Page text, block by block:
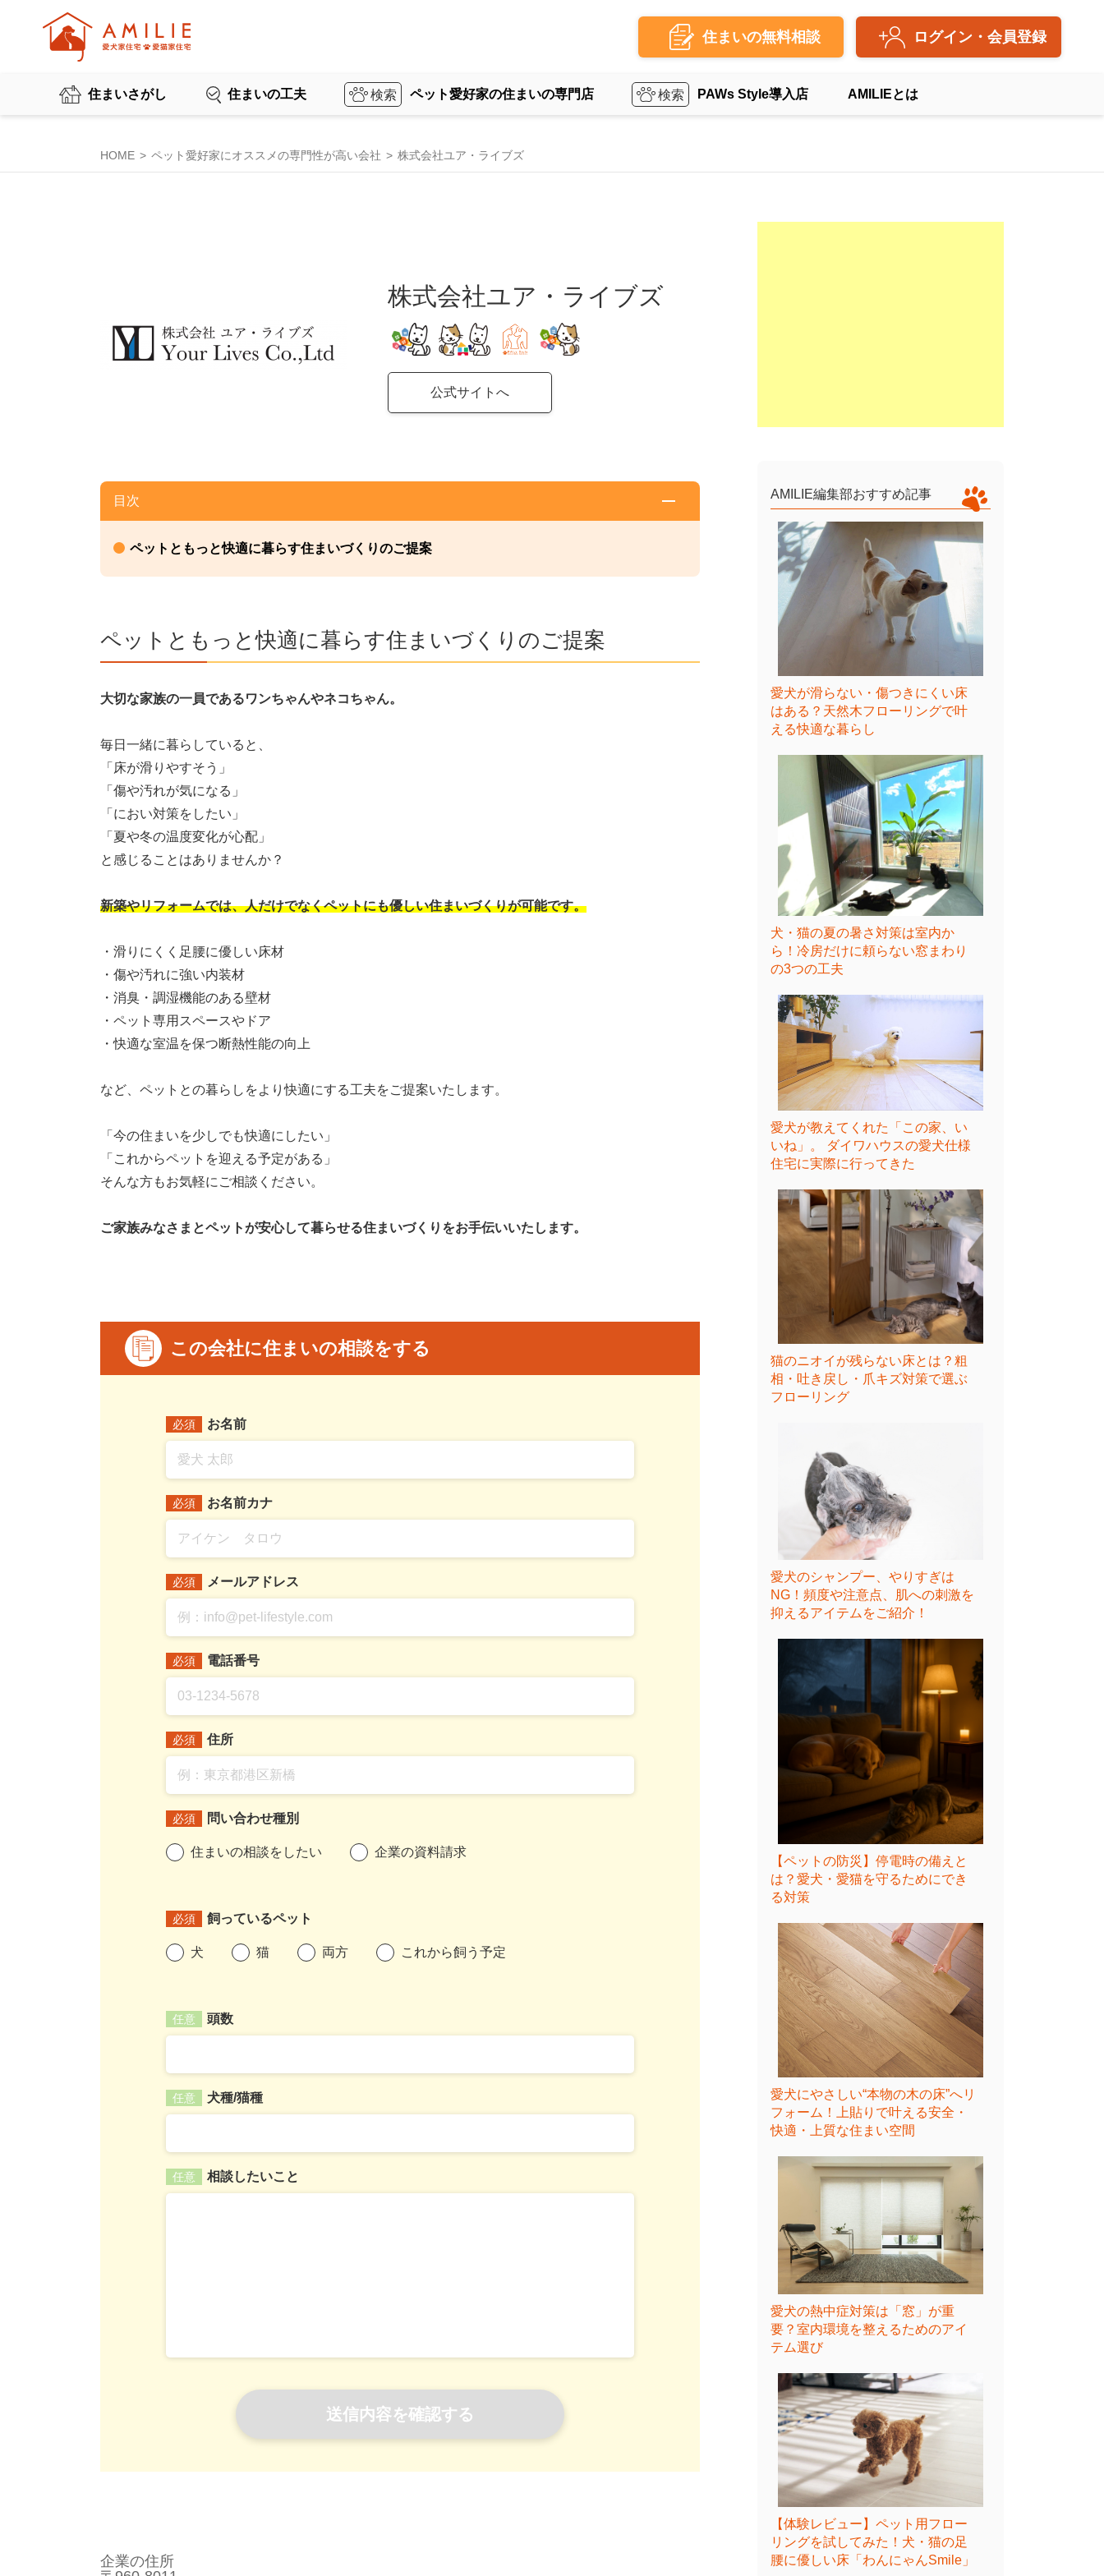
住まいの無料相談 ログイン・会員登録
住まいさがし 住まいの工夫 ペット愛好家の住まいの専門店 PAWs Style導入店 AMILIEとは
HOME ペット愛好家にオススメの専門性が高い会社 株式会社ユア・ライブズ
株式会社ユア・ライブズ
公式サイトへ
目次
ペットともっと快適に暮らす住まいづくりのご提案
ペットともっと快適に暮らす住まいづくりのご提案
大切な家族の一員であるワンちゃんやネコちゃん。
毎日一緒に暮らしていると、
「床が滑りやすそう」
「傷や汚れが気になる」
「におい対策をしたい」
「夏や冬の温度変化が心配」
と感じることはありませんか？
新築やリフォームでは、人だけでなくペットにも優しい住まいづくりが可能です。
・滑りにくく足腰に優しい床材
・傷や汚れに強い内装材
・消臭・調湿機能のある壁材
・ペット専用スペースやドア
・快適な室温を保つ断熱性能の向上
など、ペットとの暮らしをより快適にする工夫をご提案いたします。
「今の住まいを少しでも快適にしたい」
「これからペットを迎える予定がある」
そんな方もお気軽にご相談ください。
ご家族みなさまとペットが安心して暮らせる住まいづくりをお手伝いいたします。
この会社に住まいの相談をする
必須 お名前
必須 お名前カナ
必須 メールアドレス
必須 電話番号
必須 住所
必須 問い合わせ種別
住まいの相談をしたい 企業の資料請求
必須 飼っているペット
犬 猫 両方 これから飼う予定
任意 頭数
任意 犬種/猫種
任意 相談したいこと
企業の住所
AMILIE編集部おすすめ記事
愛犬が滑らない・傷つきにくい床
はある？天然木フローリングで叶
える快適な暮らし
犬・猫の夏の暑さ対策は室内か
ら！冷房だけに頼らない窓まわり
の3つの工夫
愛犬が教えてくれた「この家、い
いね」。 ダイワハウスの愛犬仕様
住宅に実際に行ってきた
猫のニオイが残らない床とは？粗
相・吐き戻し・爪キズ対策で選ぶ
フローリング
愛犬のシャンプー、やりすぎは
NG！頻度や注意点、肌への刺激を
抑えるアイテムをご紹介！
【ペットの防災】停電時の備えと
は？愛犬・愛猫を守るためにでき
る対策
愛犬にやさしい“本物の木の床”へリ
フォーム！上貼りで叶える安全・
快適・上質な住まい空間
愛犬の熱中症対策は「窓」が重
要？室内環境を整えるためのアイ
テム選び
【体験レビュー】ペット用フロー
リングを試してみた！犬・猫の足
腰に優しい床「わんにゃんSmile」